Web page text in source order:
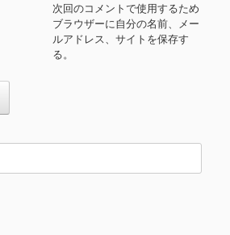
次回のコメントで使用するため
ブラウザーに自分の名前、メー
ルアドレス、サイトを保存す
る。